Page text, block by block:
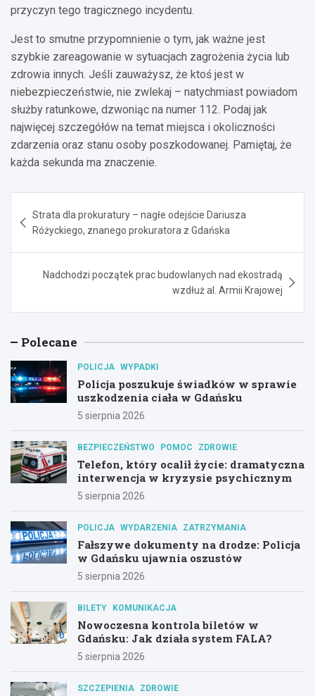
przyczyn tego tragicznego incydentu.
Jest to smutne przypomnienie o tym, jak ważne jest
szybkie zareagowanie w sytuacjach zagrożenia życia lub
zdrowia innych. Jeśli zauważysz, że ktoś jest w
niebezpieczeństwie, nie zwlekaj – natychmiast powiadom
służby ratunkowe, dzwoniąc na numer 112. Podaj jak
najwięcej szczegółów na temat miejsca i okoliczności
zdarzenia oraz stanu osoby poszkodowanej. Pamiętaj, że
każda sekunda ma znaczenie.
wpisu
Strata dla prokuratury – nagłe odejście Dariusza
Różyckiego, znanego prokuratora z Gdańska
Nadchodzi początek prac budowlanych nad ekostradą
wzdłuż al. Armii Krajowej
Polecane
POLICJA WYPADKI
Policja poszukuje świadków w sprawie
uszkodzenia ciała w Gdańsku
5 sierpnia 2026
BEZPIECZEŃSTWO POMOC ZDROWIE
Telefon, który ocalił życie: dramatyczna
interwencja w kryzysie psychicznym
5 sierpnia 2026
POLICJA WYDARZENIA ZATRZYMANIA
Fałszywe dokumenty na drodze: Policja
w Gdańsku ujawnia oszustów
5 sierpnia 2026
BILETY KOMUNIKACJA
Nowoczesna kontrola biletów w
Gdańsku: Jak działa system FALA?
5 sierpnia 2026
SZCZEPIENIA ZDROWIE